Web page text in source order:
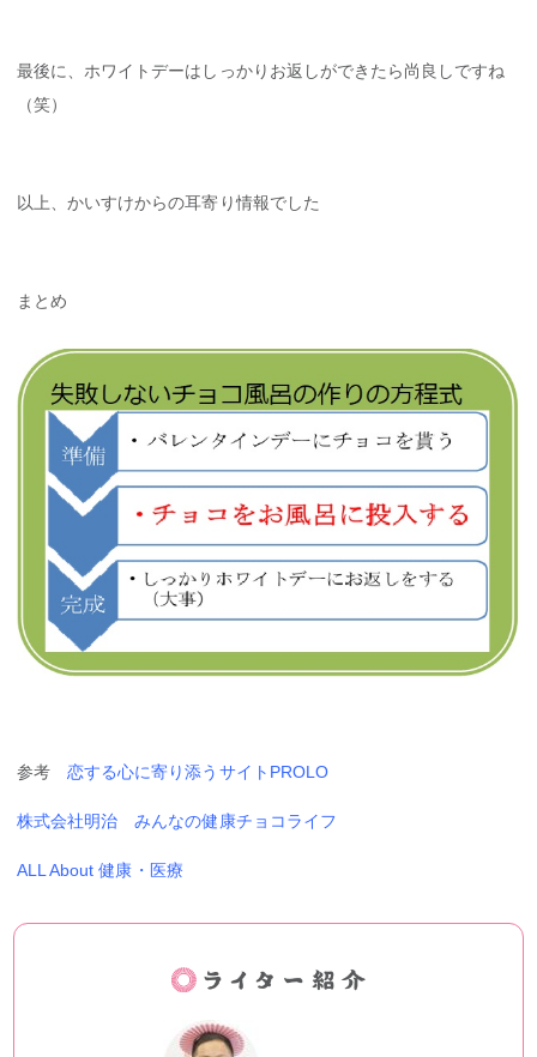
最後に、ホワイトデーはしっかりお返しができたら尚良しですね
（笑）
以上、かいすけからの耳寄り情報でした
まとめ
参考 恋する心に寄り添うサイトPROLO
株式会社明治 みんなの健康チョコライフ
ALL About 健康・医療